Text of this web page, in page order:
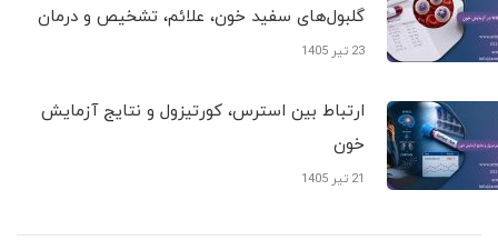
گلبول‌های سفید خون، علائم، تشخیص و درمان
23 تیر 1405
ارتباط بین استرس، کورتیزول و نتایج آزمایش
خون
21 تیر 1405